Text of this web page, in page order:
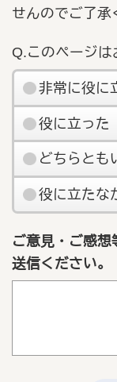
せんのでご了承
Q.このページは
非常に役に
役に立った
どちらとも
役に立たな
ご意見・ご感
送信ください。